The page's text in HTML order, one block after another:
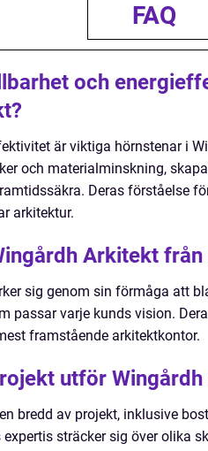
FAQ
och
är viktiga hörnstenar i
och materialminskning,
Deras förståelse
arkitektur.
Arkitekt
sig genom sin förmåga att
passar varje kunds vision.
framstående arkitektkontor.
utför
bredd av projekt, inklusive
sträcker sig över olika